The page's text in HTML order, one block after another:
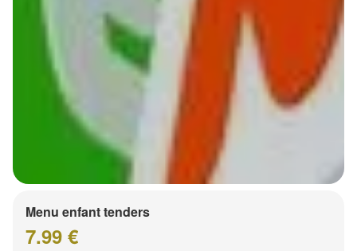
Menu enfant tenders
7.99 €